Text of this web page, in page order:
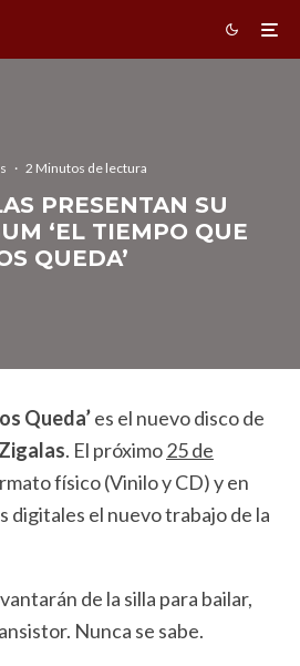
· 2 Minutos de lectura
PRESENTAN SU
‘EL TIEMPO QUE
QUEDA’
Queda’es el nuevo disco de
. El próximo25 de
físico (Vinilo y CD) y en
digitales el nuevo trabajo de la
de la silla para bailar,
Nunca se sabe.